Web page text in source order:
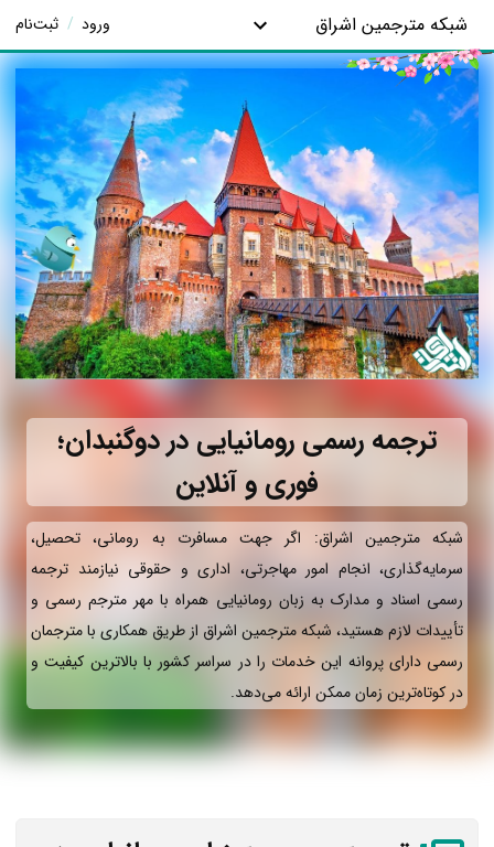
شبکه مترجمین اشراق ورود / ثبت‌نام
ترجمه رسمی رومانیایی در دوگنبدان؛
فوری و آنلاین
شبکه مترجمین اشراق: اگر جهت مسافرت به رومانی، تحصیل،
سرمایه‌گذاری، انجام امور مهاجرتی، اداری و حقوقی نیازمند ترجمه
رسمی اسناد و مدارک به زبان رومانیایی همراه با مهر مترجم رسمی و
تأییدات لازم هستید، شبکه مترجمین اشراق از طریق همکاری با مترجمان
رسمی دارای پروانه این خدمات را در سراسر کشور با بالاترین کیفیت و
در کوتاه‌ترین زمان ممکن ارائه می‌دهد.